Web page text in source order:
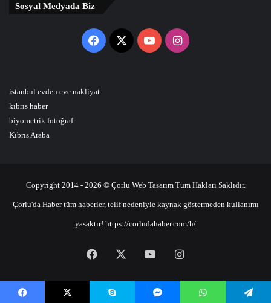
Sosyal Medyada Biz
Facebook
X YouTubeInstagram
istanbul evden eve nakliyat
kıbrıs haber
biyometrik fotoğraf
Kıbrıs Araba
Copyright 2014 - 2026 © Çorlu Web Tasarım Tüm Hakları Saklıdır.
Çorlu'da Haber tüm haberler, telif nedeniyle kaynak göstermeden kullanımı
yasaktır! https://corludahaber.com/h/
Facebook YouTubeInstagram